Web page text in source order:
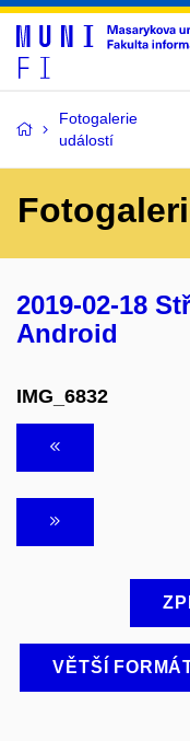
Fotogalerie
událostí
2019-02-18
Android
IMG_6832
VĚTŠÍ